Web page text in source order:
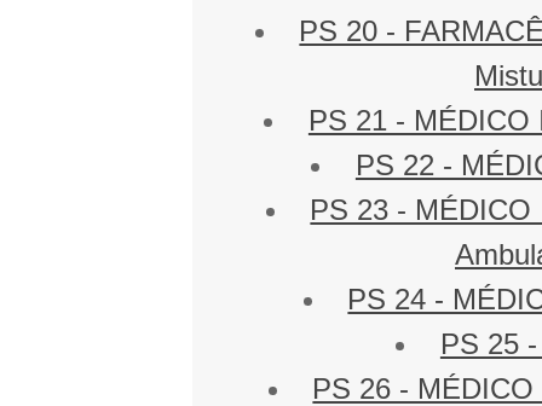
PS 20 -
PS 21 - MÉDICO
PS 22 -
PS 23 - MÉDICO
PS 24 -
PS 25
PS 26 -